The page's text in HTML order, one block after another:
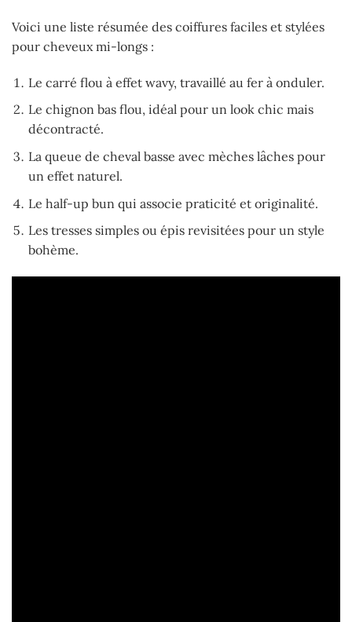
Voici une liste résumée des coiffures faciles et stylées
pour cheveux mi-longs :
Le carré flou à effet wavy, travaillé au fer à onduler.
Le chignon bas flou, idéal pour un look chic mais
décontracté.
La queue de cheval basse avec mèches lâches pour
un effet naturel.
Le half-up bun qui associe praticité et originalité.
Les tresses simples ou épis revisitées pour un style
bohème.